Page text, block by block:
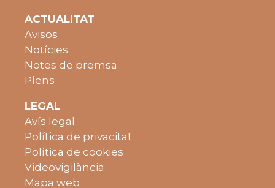
ACTUALITAT
Avisos
Notícies
Notes de premsa
Plens
LEGAL
Avís legal
Política de privacitat
Política de cookies
Videovigilància
Mapa web